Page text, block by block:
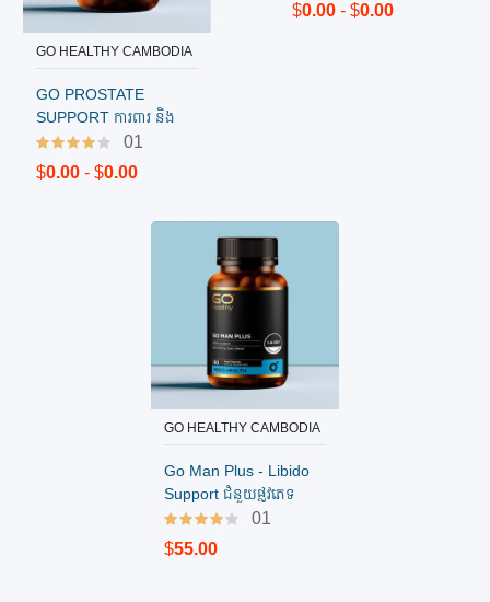
បញ្ជាទិញ
GO HEALTHY CAMBODIA
GO PROSTATE
SUPPORT ការពារ និង
ព្យាលបាលក្រពេញប្រូស្តាត
01
$0.00 - $0.00
បញ្ជាទិញ
GO HEALTHY CAMBODIA
Go Man Plus - Libido
Support ជំនួយផ្លូវភេទ
បុរស​ (60គ្រាប់)01
$55.00